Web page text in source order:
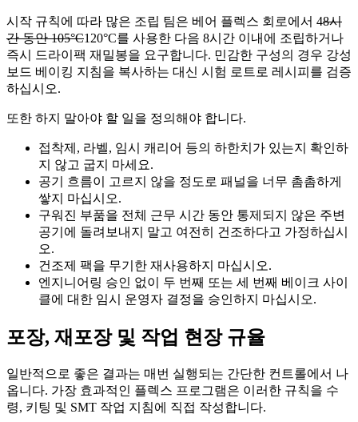
시작 규칙에 따라 많은 조립 팀은 베어 플렉스 회로에서 48시
간 동안 105°C120°C를 사용한 다음 8시간 이내에 조립하거나
즉시 드라이팩 재밀봉을 요구합니다. 민감한 구성의 경우 강성
보드 베이킹 지침을 복사하는 대신 시험 로트로 레시피를 검증
하십시오.
또한 하지 말아야 할 일을 정의해야 합니다.
접착제, 라벨, 임시 캐리어 등의 하한치가 있는지 확인하
지 않고 굽지 마세요.
공기 흐름이 고르지 않을 정도로 패널을 너무 촘촘하게
쌓지 마십시오.
구워진 부품을 전체 근무 시간 동안 통제되지 않은 주변
공기에 돌려보내지 말고 여전히 건조하다고 가정하십시
오.
건조제 팩을 무기한 재사용하지 마십시오.
엔지니어링 승인 없이 두 번째 또는 세 번째 베이크 사이
클에 대한 임시 운영자 결정을 승인하지 마십시오.
포장, 재포장 및 작업 현장 규율
일반적으로 좋은 결과는 매번 실행되는 간단한 컨트롤에서 나
옵니다. 가장 효과적인 플렉스 프로그램은 이러한 규칙을 수
령, 키팅 및 SMT 작업 지침에 직접 작성합니다.